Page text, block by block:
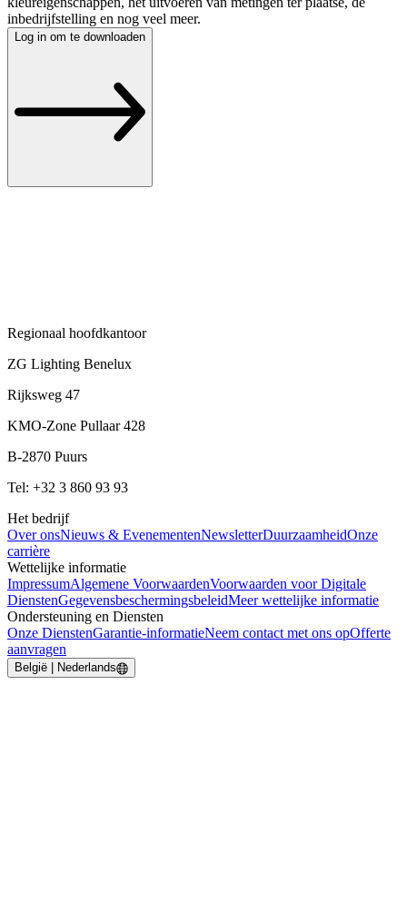
inbedrijfstelling en nog veel meer.
Log in om te downloaden
Regionaal hoofdkantoor
ZG Lighting Benelux
Rijksweg 47
KMO-Zone Pullaar 428
B-2870 Puurs
Tel: +32 3 860 93 93
Het bedrijf
Over onsNieuws & EvenementenNewsletterDuurzaamheidOnze
carrière
Wettelijke informatie
ImpressumAlgemene VoorwaardenVoorwaarden voor Digitale
DienstenGegevensbeschermingsbeleidMeer wettelijke informatie
Ondersteuning en Diensten
Onze DienstenGarantie-informatieNeem contact met ons opOfferte
aanvragen
België | Nederlands